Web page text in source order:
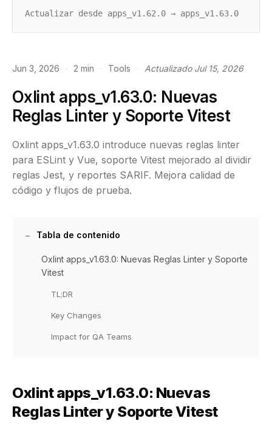
Actualizar desde apps_v1.62.0 → apps_v1.63.0
Jun 3, 2026 · 2 min · Tools · Actualizado Jul 15, 2026
Oxlint apps_v1.63.0: Nuevas
Reglas Linter y Soporte Vitest
Oxlint apps_v1.63.0 introduce nuevas reglas linter
para ESLint y Vue, soporte Vitest mejorado al dividir
reglas Jest, y reportes SARIF. Mejora calidad de
código y flujos de prueba.
Tabla de contenido
Oxlint apps_v1.63.0: Nuevas Reglas Linter y Soporte
Vitest
TL;DR
Key Changes
Impact for QA Teams
Oxlint apps_v1.63.0: Nuevas
Reglas Linter y Soporte Vitest